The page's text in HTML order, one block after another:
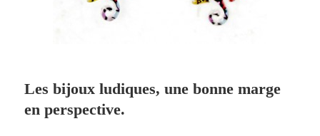
Les bijoux ludiques, une bonne marge
en perspective.